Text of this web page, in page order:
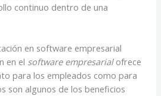
continuo dentro de una
en software empresarial
en el software empresarialofrece
para los empleados como para
son algunos de los beneficios